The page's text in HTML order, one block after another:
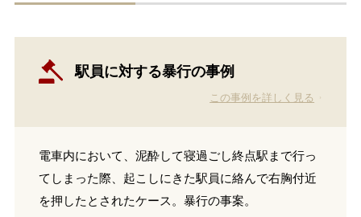
駅員に対する暴行の事例
この事例を詳しく見る
電車内において、泥酔して寝過ごし終点駅まで行っ
てしまった際、起こしにきた駅員に絡んで右胸付近
を押したとされたケース。暴行の事案。